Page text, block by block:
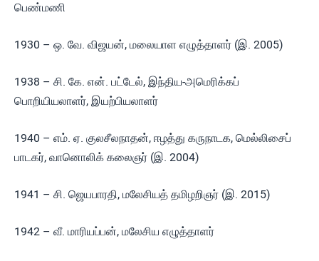
பெண்மணி
1930 – ஒ. வே. விஜயன், மலையாள எழுத்தாளர் (இ. 2005)
1938 – சி. கே. என். பட்டேல், இந்திய-அமெரிக்கப்
பொறியியலாளர், இயற்பியலாளர்
1940 – எம். ஏ. குலசீலநாதன், ஈழத்து கருநாடக, மெல்லிசைப்
பாடகர், வானொலிக் கலைஞர் (இ. 2004)
1941 – சி. ஜெயபாரதி, மலேசியத் தமிழறிஞர் (இ. 2015)
1942 – வீ. மாரியப்பன், மலேசிய எழுத்தாளர்